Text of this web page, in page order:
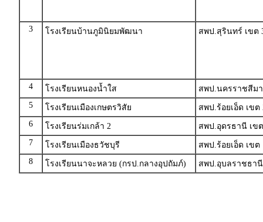
3 โรงเรียนบ้านภูมินิยมพัฒนา สพป.สุรินทร์ เขต
4 โรงเรียนหนองนํ้าใส
สพป.นครราชสีมา
5
โรงเรียนเมืองเกษตรวิสัย
สพป.ร้อยเอ็ด เขต
6
โรงเรียนร่มเกล้า 2
สพป.อุดรธานี เข
7
โรงเรียนเมืองธวัชบุรี
สพป.ร้อยเอ็ด เขต
8
โรงเรียนนาจะหลวย (กรป.กลางอุปถัมภ์) สพป.อุบลราชธานี